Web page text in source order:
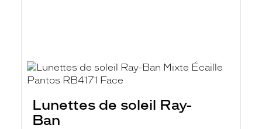
Lunettes de soleil Ray-
Ban